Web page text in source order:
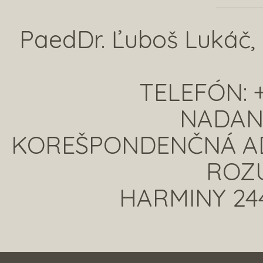
PaedDr. Ľuboš
TELEFÓN:
KOREŠPONDENČNÁ
HARMINY